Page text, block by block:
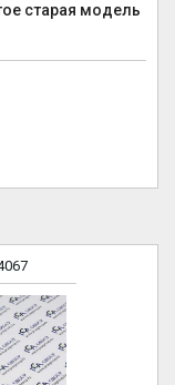
старая модель